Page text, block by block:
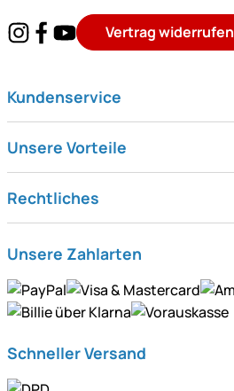
Vertrag widerrufen
Kundenservice
Unsere Vorteile
Rechtliches
Unsere Zahlarten
Schneller Versand